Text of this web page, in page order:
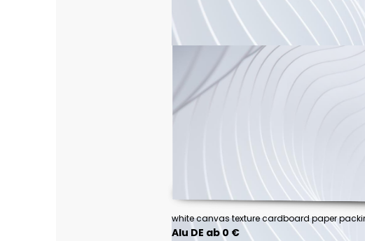
Alu DE ab 0 €